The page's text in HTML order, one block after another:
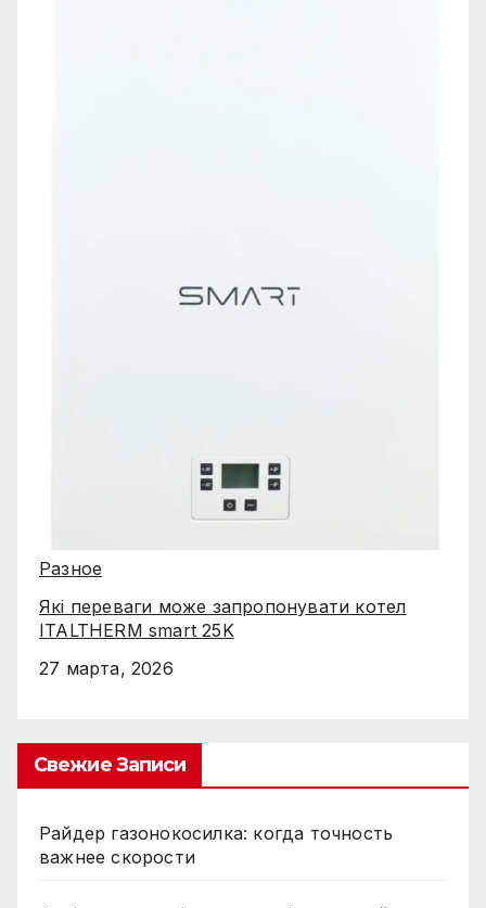
Разное
Які переваги може запропонувати котел
ITALTHERM smart 25K
27 марта, 2026
Свежие Записи
Райдер газонокосилка: когда точность
важнее скорости